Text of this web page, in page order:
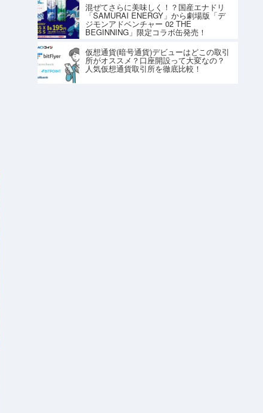
混ぜてさらに美味しく！？国産エナドリ
「SAMURAI ENERGY」から劇場版「デ
ジモンアドベンチャー 02 THE
BEGINNING」限定コラボ缶発売！
仮想通貨(暗号通貨)デビューはどこの取引
所がオススメ？口座開設って大変なの？
人気仮想通貨取引所を徹底比較！